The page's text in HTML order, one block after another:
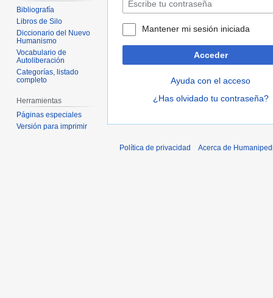
Mantener mi sesión iniciada
Acceder
Ayuda con el acceso
¿Has olvidado tu contraseña?
Bibliografía
Libros de Silo
Diccionario del Nuevo
Humanismo
Vocabulario de
Autoliberación
Categorías, listado
completo
Herramientas
Páginas especiales
Versión para imprimir
Política de privacidad Acerca de